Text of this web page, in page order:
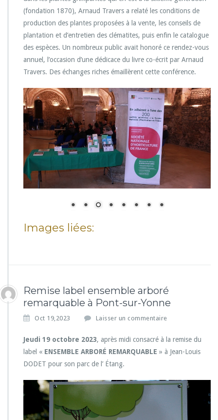
(fondation 1870), Arnaud Travers a relaté les conditions de
production des plantes proposées à la vente, les conseils de
plantation et d’entretien des clématites, puis enfin le catalogue
des espèces. Un nombreux public avait honoré ce rendez-vous
annuel, l’occasion d’une dédicace du livre co-écrit par Arnaud
Travers. Des échanges riches émaillèrent cette conférence.
Images liées:
Remise label ensemble arboré
remarquable à Pont-sur-Yonne
Oct 19,2023 Laisser un commentaire
Jeudi 19 octobre 2023, après midi consacré à la remise du
label « ENSEMBLE ARBORÉ REMARQUABLE » à Jean-Louis
DODET pour son parc de l’ Étang.